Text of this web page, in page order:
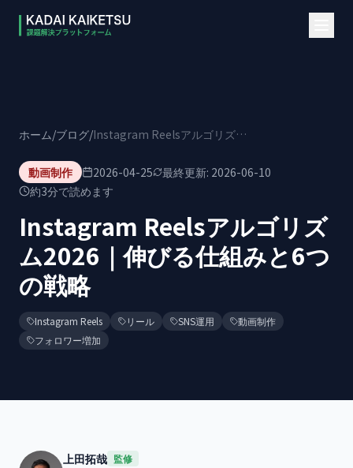
ホーム/ブログ/ Instagram Reelsアルゴリズム2026｜伸びる仕組みと6つの戦略
動画制作 2026-04-25 最終更新: 2026-06-10
約3分で読めます
Instagram Reelsアルゴリズ
ム2026｜伸びる仕組みと6つ
の戦略
Instagram Reels リール SNS運用
動画制作
フォロワー増加
上田拓哉 監修